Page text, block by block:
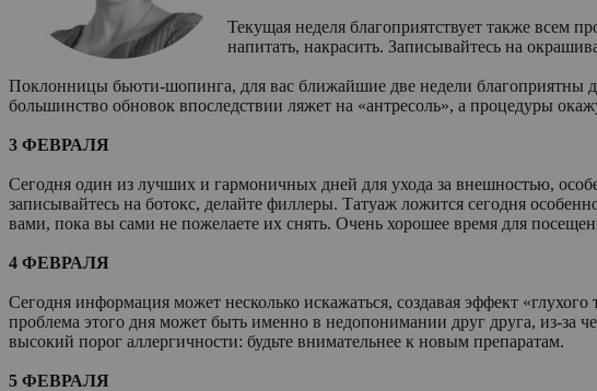
Текущая неделя благоприятствует также всем
напитать, накрасить. Записывайтесь на
Поклонницы бьюти-шопинга, для вас ближайшие две недели благоприятны
большинство обновок впоследствии ляжет на «антресоль», а процедуры
3 ФЕВРАЛЯ
Сегодня один из лучших и гармоничных дней для ухода за внешностью,
записывайтесь на ботокс, делайте филлеры. Татуаж ложится сегодня
вами, пока вы сами не пожелаете их снять. Очень хорошее время для
4 ФЕВРАЛЯ
Сегодня информация может несколько искажаться, создавая эффект
проблема этого дня может быть именно в недопонимании друг друга, из-за
высокий порог аллергичности: будьте внимательнее к новым препаратам.
5 ФЕВРАЛЯ